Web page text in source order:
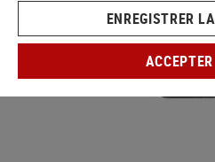
ENREGISTRER